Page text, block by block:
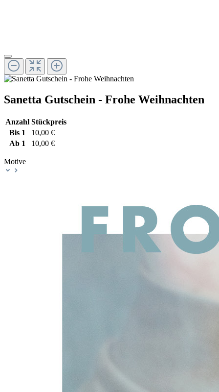
Sanetta Gutschein - Frohe Weihnachten
Anzahl Stückpreis
Bis 1
10,00 €
Ab 1 10,00 €
Motive